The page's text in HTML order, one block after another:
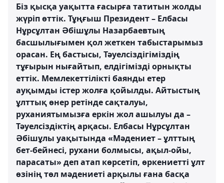
Біз қысқа уақытта ғасырға татитын жолды
жүріп өттік. Тұңғыш Президент – Елбасы
Нұрсұлтан Әбішұлы Назарбаевтың
басшылығымен қол жеткен табыстарымыз
орасан. Ең бастысы, Тәуелсіздігіміздің
тұғырын нығайтып, елдігімізді орнықты
еттік. Мемлекеттілікті баянды етер
ауқымды істер жолға қойылды. Айтыстың
ұлттық өнер ретінде сақталуы,
руханиятымызға еркін жол ашылуы да –
Тәуелсіздіктің арқасы. Елбасы Нұрсұлтан
Әбішұлы уақытында «Мәдениет – ұлттың
бет-бейнесі, рухани болмысы, ақыл-ойы,
парасаты» деп атап көрсетіп, өркениетті ұлт
өзінің төл мәдениеті арқылы ғана басқа